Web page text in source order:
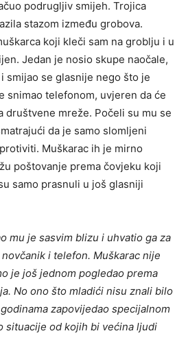
podrugljiv smijeh. Trojica
stazom između grobova.
koji kleči sam na groblju i u
Jedan je nosio skupe naočale,
smijao se glasnije nego što je
snimao telefonom, uvjeren da će
društvene mreže. Počeli su mu se
da je samo slomljeni
Muškarac ih je mirno
poštovanje prema čovjeku koji
samo prasnuli u još glasniji
mu je sasvim blizu i uhvatio ga za
i telefon. Muškarac nije
je još jednom pogledao prema
No ono što mladići nisu znali bilo
zapovijedao specijalnom
situacije od kojih bi većina ljudi